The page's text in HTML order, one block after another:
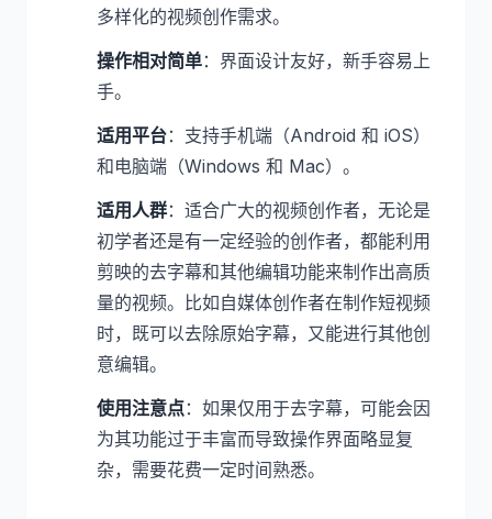
多样化的视频创作需求。
操作相对简单：界面设计友好，新手容易上
手。
适用平台：支持手机端（Android 和 iOS）
和电脑端（Windows 和 Mac）。
适用人群：适合广大的视频创作者，无论是
初学者还是有一定经验的创作者，都能利用
剪映的去字幕和其他编辑功能来制作出高质
量的视频。比如自媒体创作者在制作短视频
时，既可以去除原始字幕，又能进行其他创
意编辑。
使用注意点：如果仅用于去字幕，可能会因
为其功能过于丰富而导致操作界面略显复
杂，需要花费一定时间熟悉。